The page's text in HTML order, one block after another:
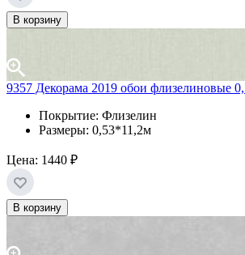
В корзину
9357 Декорама 2019 обои флизелиновые
Покрытие: Флизелин
Размеры: 0,53*11,2м
Цена: 1440 ₽
В корзину